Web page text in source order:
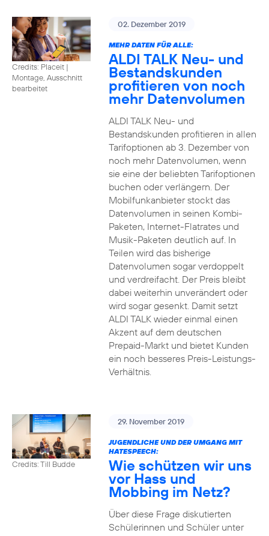
Credits: Placeit |
Montage, Ausschnitt
bearbeitet
02. Dezember 2019
MEHR DATEN FÜR ALLE:
ALDI TALK Neu- und
Bestandskunden
profitieren von noch
mehr Datenvolumen
ALDI TALK Neu- und
Bestandskunden profitieren in allen
Tarifoptionen ab 3. Dezember von
noch mehr Datenvolumen, wenn
sie eine der beliebten Tarifoptionen
buchen oder verlängern. Der
Mobilfunkanbieter stockt das
Datenvolumen in seinen Kombi-
Paketen, Internet-Flatrates und
Musik-Paketen deutlich auf. In
Teilen wird das bisherige
Datenvolumen sogar verdoppelt
und verdreifacht. Der Preis bleibt
dabei weiterhin unverändert oder
wird sogar gesenkt. Damit setzt
ALDI TALK wieder einmal einen
Akzent auf dem deutschen
Prepaid-Markt und bietet Kunden
ein noch besseres Preis-Leistungs-
Verhältnis.
Credits: Till Budde
29. November 2019
JUGENDLICHE UND DER UMGANG MIT
HATESPEECH:
Wie schützen wir uns
vor Hass und
Mobbing im Netz?
Über diese Frage diskutierten
Schülerinnen und Schüler unter